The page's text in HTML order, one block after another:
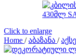
Click to enlarge
Home / აბაზანა /